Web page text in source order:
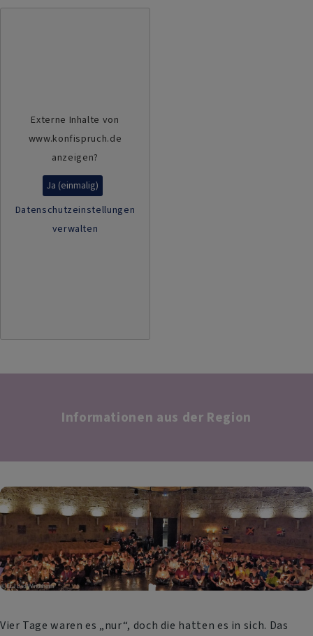
Externe Inhalte von
www.konfispruch.de
anzeigen?
Ja (einmalig)
Datenschutzeinstellungen
verwalten
Informationen aus der Region
Vier Tage waren es „nur“, doch die hatten es in sich. Das